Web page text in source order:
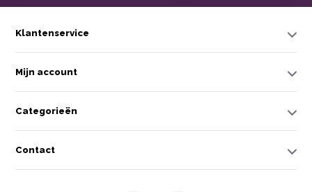
Klantenservice
Mijn account
Categorieën
Contact